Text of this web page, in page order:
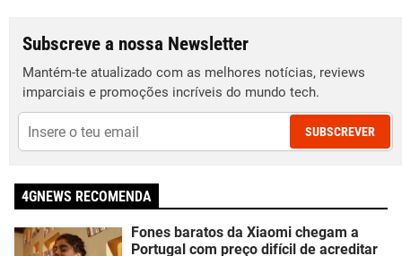
Subscreve a nossa Newsletter
Mantém-te atualizado com as melhores notícias, reviews
imparciais e promoções incríveis do mundo tech.
SUBSCREVER
4GNEWS RECOMENDA
Fones baratos da Xiaomi chegam a
Portugal com preço difícil de acreditar